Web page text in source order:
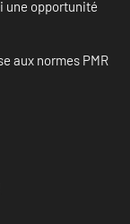
une opportunité
aux normes PMR